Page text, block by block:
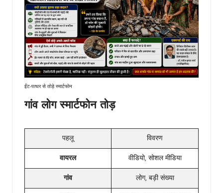
ईंट-पत्थर से तोड़े स्मार्टफोन
गांव लोग स्मार्टफोन तोड़
पहलू विवरण
वायरल वीडियो, सोशल मीडिया
गांव लोग, बड़ी संख्या